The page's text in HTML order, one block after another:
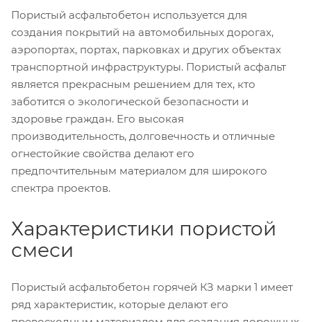
Пористый асфальтобетон используется для
создания покрытий на автомобильных дорогах,
аэропортах, портах, парковках и других объектах
транспортной инфраструктуры. Пористый асфальт
является прекрасным решением для тех, кто
заботится о экологической безопасности и
здоровье граждан. Его высокая
производительность, долговечность и отличные
огнестойкие свойства делают его
предпочтительным материалом для широкого
спектра проектов.
Характеристики пористой
смеси
Пористый асфальтобетон горячей КЗ марки 1 имеет
ряд характеристик, которые делают его